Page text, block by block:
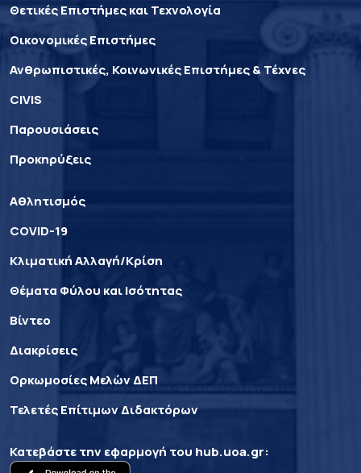
Θετικές Επιστήμες και Τεχνολογία
Οικονομικές Επιστήμες
Ανθρωπιστικές, Κοινωνικές Επιστήμες & Τέχνες
CIVIS
Παρουσιάσεις
Προκηρύξεις
Αθλητισμός
COVID-19
Κλιματική Αλλαγή/Κρίση
Θέματα Φύλου και Ισότητας
Βίντεο
Διακρίσεις
Ορκωμοσίες Μελών ΔΕΠ
Τελετές Επίτιμων Διδακτόρων
Κατεβάστε την εφαρμογή του hub.uoa.gr: